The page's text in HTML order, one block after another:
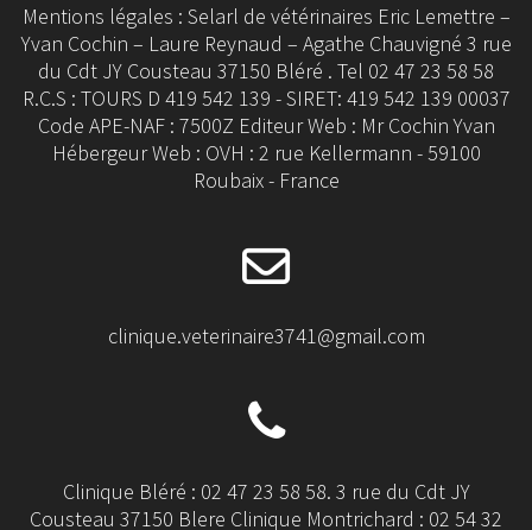
Mentions légales : Selarl de vétérinaires Eric Lemettre –
Yvan Cochin – Laure Reynaud – Agathe Chauvigné 3 rue
du Cdt JY Cousteau 37150 Bléré . Tel 02 47 23 58 58
R.C.S : TOURS D 419 542 139 - SIRET: 419 542 139 00037
Code APE-NAF : 7500Z Editeur Web : Mr Cochin Yvan
Hébergeur Web : OVH : 2 rue Kellermann - 59100
Roubaix - France
clinique.veterinaire3741@gmail.com
Clinique Bléré : 02 47 23 58 58. 3 rue du Cdt JY
Cousteau 37150 Blere Clinique Montrichard : 02 54 32